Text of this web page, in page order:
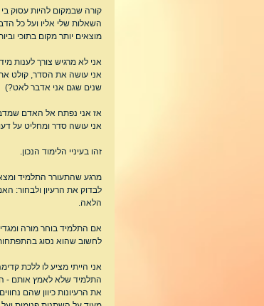
קורה שבמקום להיות עסוק בי
השאלות שלי אליו ועל כל
מוצאים יותר מקום בתוכי
אני לא מרגיש צורך לענות
אני עושה את הסדר, קולט את
שנים שגם אני אדבר לאט?)
אז אני נפתח אל האדם
אני עושה סדר ומחליט על
זהו בעיניי הלימוד הנכון.
מרגע שהתעורר התלמיד
לבדוק את הרעיון ולבחור:
הלאה.
אם התלמיד בוחר מורה
לחשוב שהוא נסוג
אני הייתי מציע לו ללכת
התלמיד שלא לאמץ אותם -
את הרעיונות כיוון שהם